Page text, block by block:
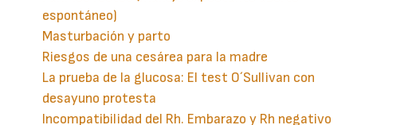
espontáneo)
Masturbación y parto
Riesgos de una cesárea para la madre
La prueba de la glucosa: El test O´Sullivan con
desayuno protesta
Incompatibilidad del Rh. Embarazo y Rh negativo